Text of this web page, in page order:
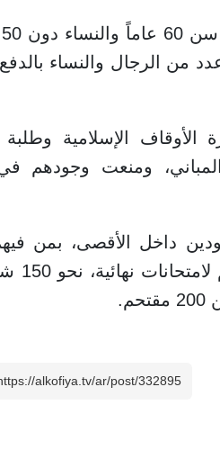
من الرجال والنساء
الإسلامية
ومنعت وجودهم
داخل الأقصى، بمن
الأوقاف